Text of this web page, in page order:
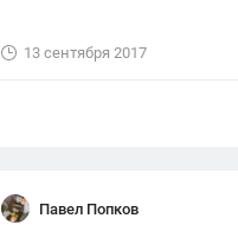
13 сентября 2017
Павел Попков